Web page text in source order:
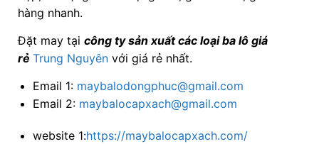
hàng nhanh.
Đặt may tại công ty sản xuất các loại ba lô giá
rẻ Trung Nguyênvới giá rẻ nhất.
Email 1: maybalodongphuc@gmail.com
Email 2: maybalocapxach@gmail.com
website 1:https://maybalocapxach.com/